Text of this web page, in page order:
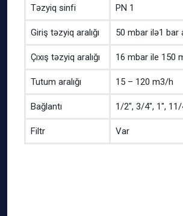
Təzyiq sinfi PN 1
Giriş təzyiq aralığı 50 mbar ilə1 bar
Çıxış təzyiq aralığı 16 mbar ile 150
Tutum aralığı 15 – 120 m3/h
Bağlantı 1/2″, 3/4″, 1″, 11/
Filtr Var